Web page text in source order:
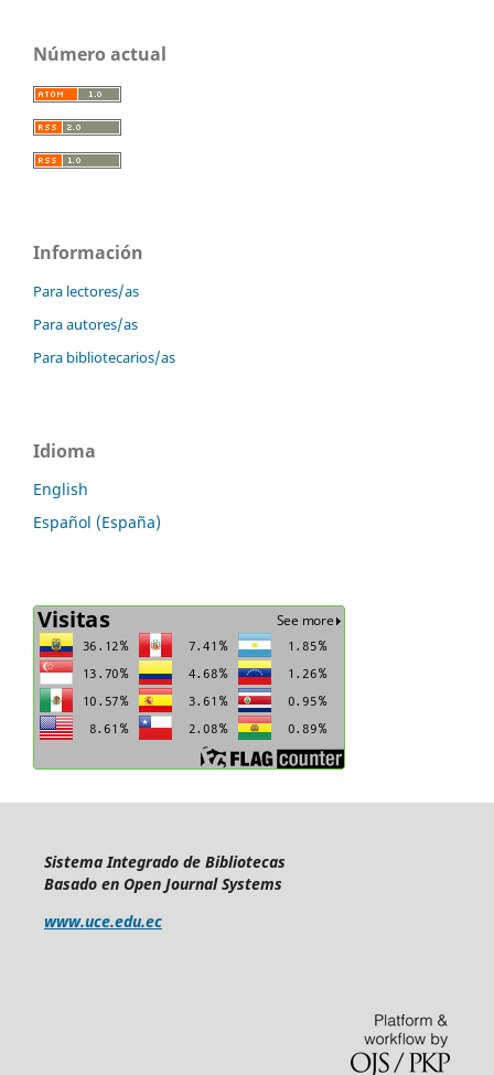
Número actual
Información
Para lectores/as
Para autores/as
Para bibliotecarios/as
Idioma
English
Español (España)
Sistema Integrado de Bibliotecas
Basado en Open Journal Systems
www.uce.edu.ec